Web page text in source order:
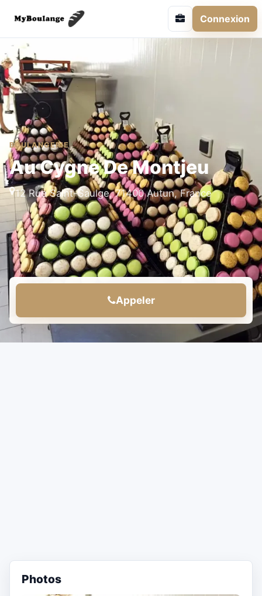
Connexion
BOULANGERIE
Au Cygne De Montjeu
12 Rue Saint-Saulge, 71400 Autun, France
Appeler
Photos